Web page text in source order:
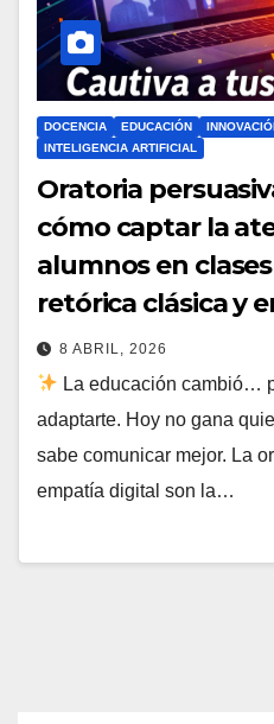
DOCENCIA EDUCACIÓN
INTELIGENCIA ARTIFICIAL
Oratoria
cómo captar la
alumnos en
retórica clásica y
8 ABRIL, 2026
La educación cambió…
adaptarte. Hoy no gana
sabe comunicar mejor. La
empatía digital son la…